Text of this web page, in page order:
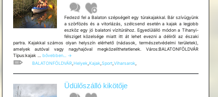
Fedezd fel a Balaton szépségeit egy túrakajakkal. Bár szívügyünk
a szörfözés és a vitorlázás, szélcsend esetén a kajak a legjobb
eszköz egy jó balatoni vízitúrához. Egyedülálló módon a Tihanyi-
félsziget közelsége miatt itt át lehet evezni a déliről az északi
partra. Kajakkal számos olyan helyszín elérhető (nádasok, természetvédelmi területek),
amelyek autóval vagy nagyhajóval megközelíthetetlenek. Város:BALATONFÖLDVÁR
Típus:kajak … Viharsarok
Vitorlás
Balatonföldvár
bővebben...
→
BALATONFÖLDVÁR,Helyek,Kajak,Sport,Viharsarok,
Üdülőszálló kikötője